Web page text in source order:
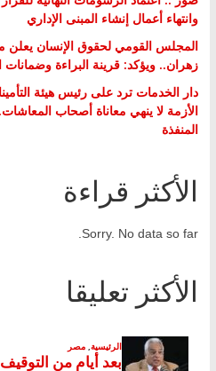
وانتهاء أعمال إنشاء المبنى الإداري
المجلس القومي لحقوق الإنسان يعلن
زهران.. ويؤكد: قرينة البراءة
دار الخدمات ترد على رئيس هيئة
الأزمة لا ينهي معاناة أصحاب
المنفذة
الأكثر قراءة
Sorry. No data so far.
الأكثر تعليقا